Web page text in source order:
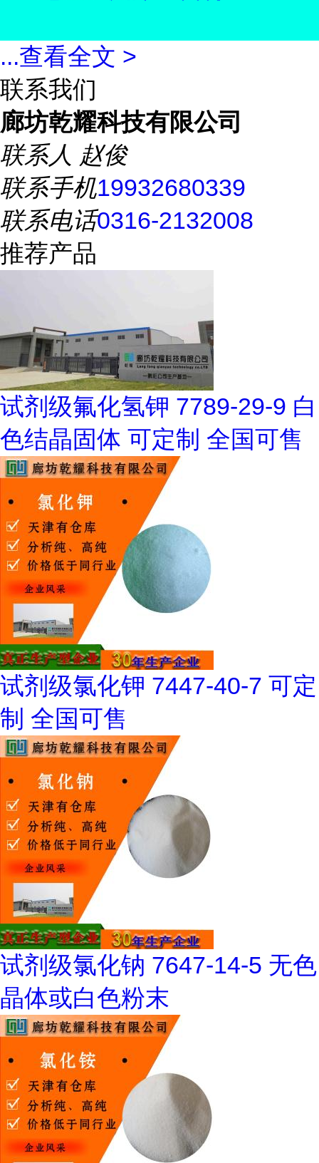
...查看全文 >
联系我们
廊坊乾耀科技有限公司
联系人 赵俊
联系手机19932680339
联系电话0316-2132008
推荐产品
试剂级氟化氢钾 7789-29-9 白
色结晶固体 可定制 全国可售
试剂级氯化钾 7447-40-7 可定
制 全国可售
试剂级氯化钠 7647-14-5 无色
晶体或白色粉末